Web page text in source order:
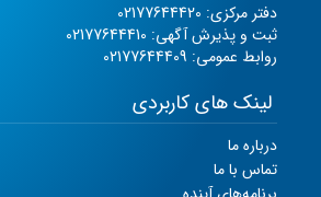
دفتر مرکزی: 02177644420
ثبت و پذیرش آگهی: 02177644410
روابط عمومی: 02177644409
لینک های کاربردی
درباره ما
تماس با ما